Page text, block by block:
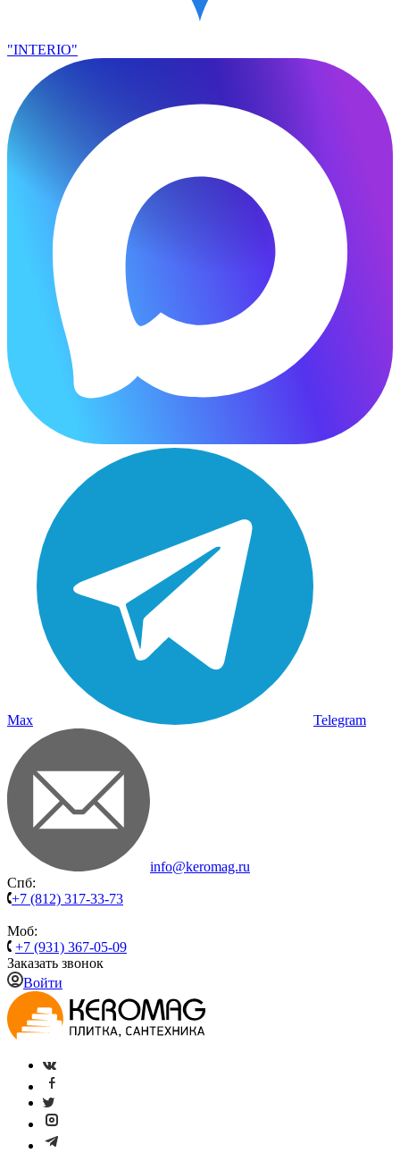
"INTERIO"
Max Telegram
info@keromag.ru
Спб:
+7 (812) 317-33-73
Моб:
+7 (931) 367-05-09
Заказать звонок
Войти